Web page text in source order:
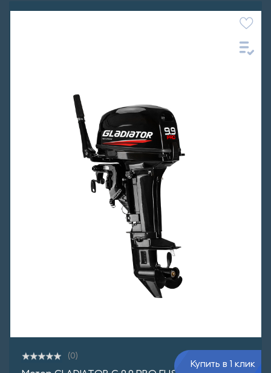
(0)
Купить в 1 клик